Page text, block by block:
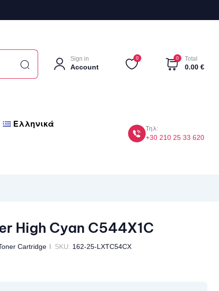
Sign in
Account
0 0 Total
0.00 €
Ελληνικά Τηλ:
+30 210 25 33 620
High Cyan C544X1C
Cartridge SKU: 162-25-LXTC54CX